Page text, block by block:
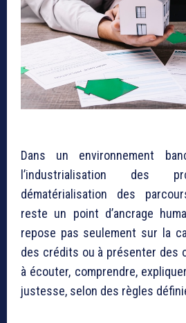
Dans un environnement
l’industrialisation
dématérialisation des
reste un point d’ancrage
repose pas seulement sur la
des crédits ou à présenter des
à écouter, comprendre,
justesse, selon des règles